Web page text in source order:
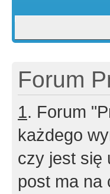
Forum
1. Forum
każdego
czy jest się
post ma na